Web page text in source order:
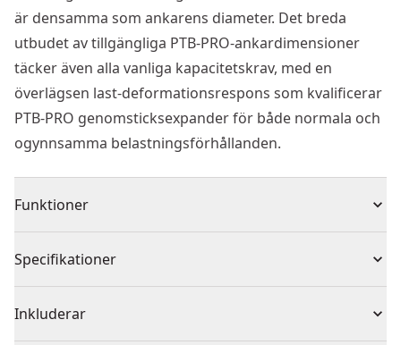
är densamma som ankarens diameter. Det breda
utbudet av tillgängliga PTB-PRO-ankardimensioner
täcker även alla vanliga kapacitetskrav, med en
överlägsen last-deformationsrespons som kvalificerar
PTB-PRO genomsticksexpander för både normala och
ogynnsamma belastningsförhållanden.
Funktioner
Lpng gänga för flexibilitet i olika montagetjocklekar
Specifikationer
Produkttyp Expansionsankare
Inkluderar